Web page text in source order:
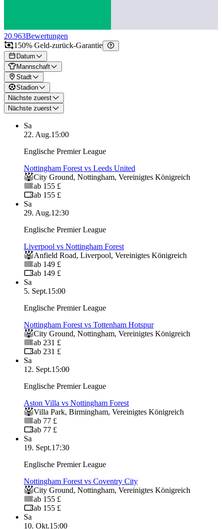
20.963Bewertungen
150% Geld-zurück-Garantie
Datum
Mannschaft
Stadt
Stadion
Nächste zuerst
Nächste zuerst
Sa
22. Aug.15:00
Englische Premier League
Nottingham Forest vs Leeds United
City Ground, Nottingham, Vereinigtes Königreich
ab 155 £
ab 155 £
Sa
29. Aug.12:30
Englische Premier League
Liverpool vs Nottingham Forest
Anfield Road, Liverpool, Vereinigtes Königreich
ab 149 £
ab 149 £
Sa
5. Sept.15:00
Englische Premier League
Nottingham Forest vs Tottenham Hotspur
City Ground, Nottingham, Vereinigtes Königreich
ab 231 £
ab 231 £
Sa
12. Sept.15:00
Englische Premier League
Aston Villa vs Nottingham Forest
Villa Park, Birmingham, Vereinigtes Königreich
ab 77 £
ab 77 £
Sa
19. Sept.17:30
Englische Premier League
Nottingham Forest vs Coventry City
City Ground, Nottingham, Vereinigtes Königreich
ab 155 £
ab 155 £
Sa
10. Okt.15:00